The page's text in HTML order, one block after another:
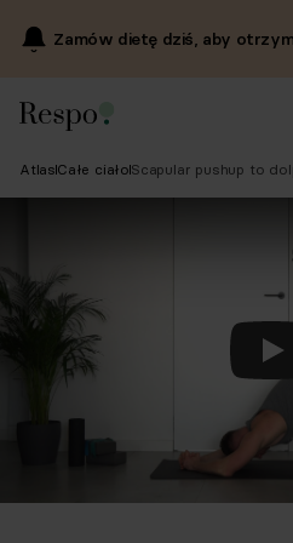
Zamów dietę dziś, aby
Atlas Całe ciało Scapular pushup to